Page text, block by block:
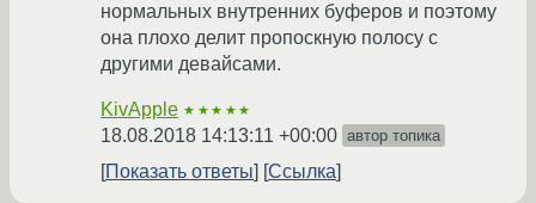
нормальных внутренних буферов и поэтому
она плохо делит пропоскную полосу с
другими девайсами.
KivApple ★★★★★
18.08.2018 14:13:11 +00:00 автор топика
Показать ответы Ссылка